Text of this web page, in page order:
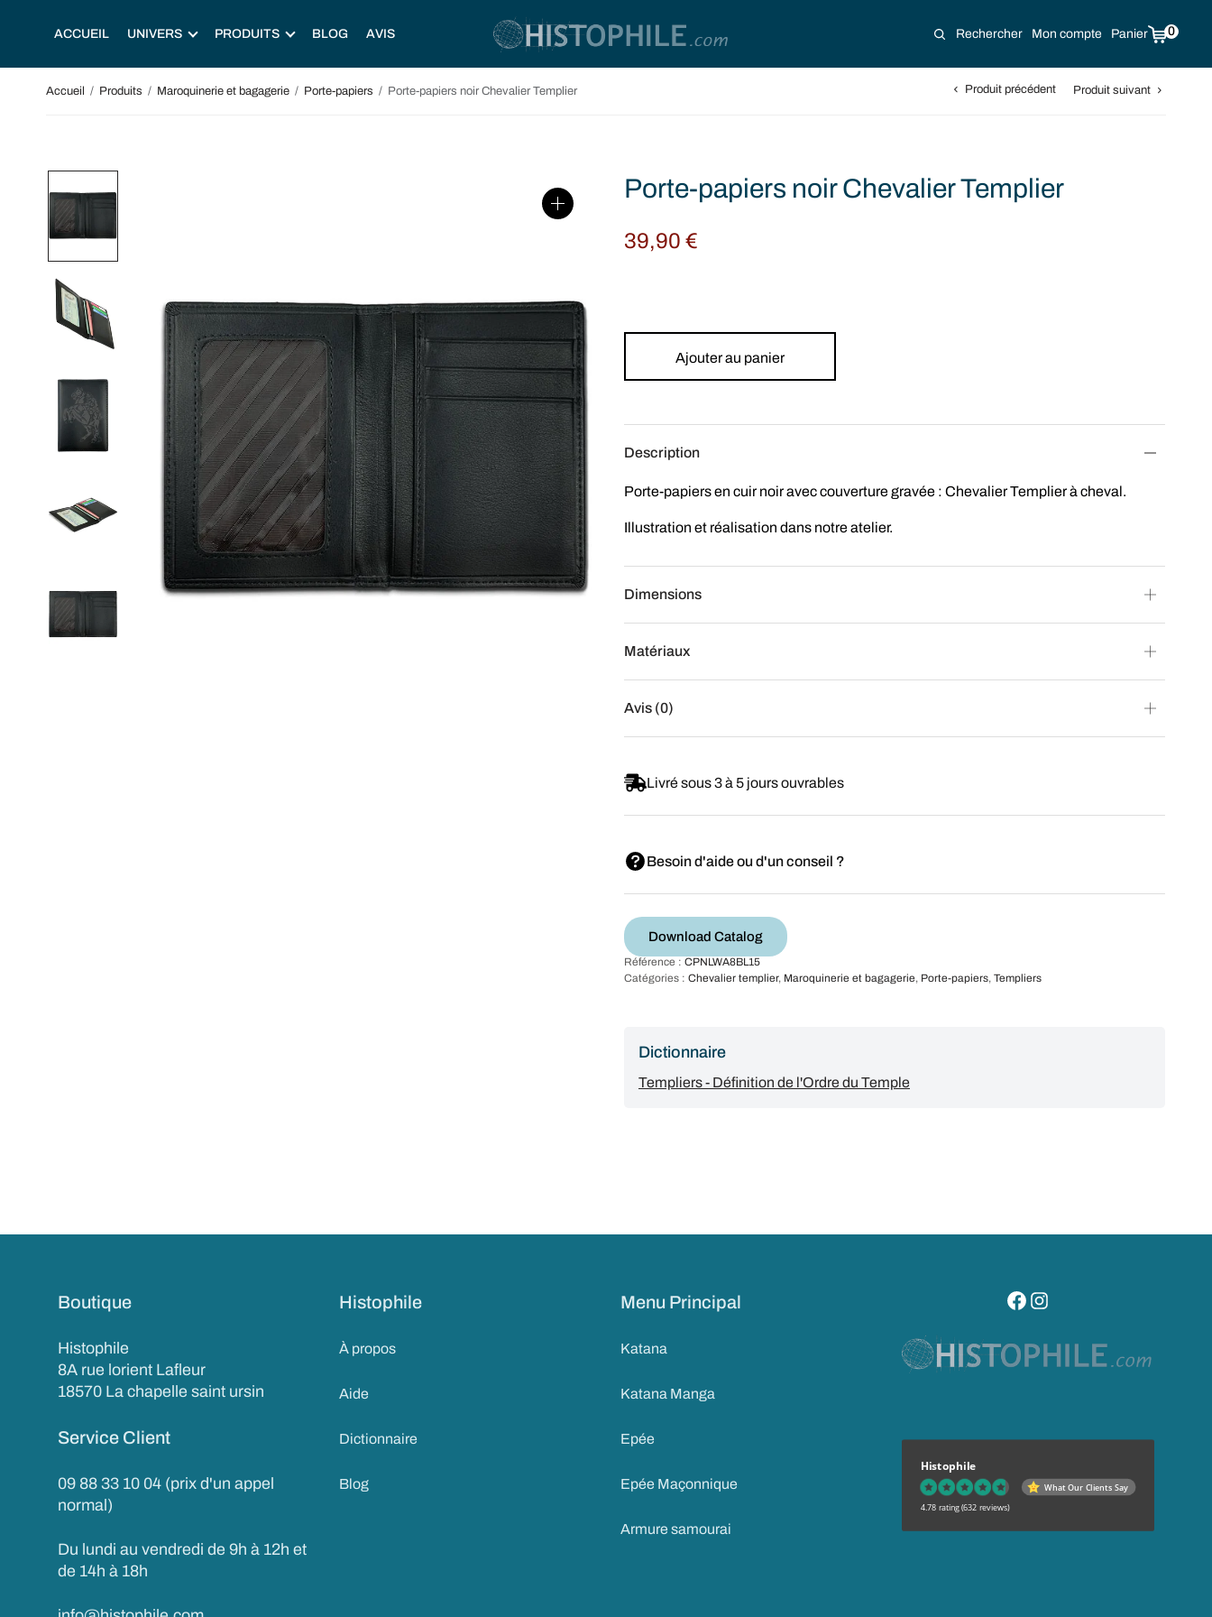
ACCUEIL UNIVERS PRODUITS BLOG AVIS Rechercher Mon compte Panier 0
Accueil / Produits / Maroquinerie et bagagerie / Porte-papiers / Porte-papiers noir Chevalier Templier Produit précédent Produit suivant
Porte-papiers noir Chevalier Templier
39,90€
Ajouter au panier
Description
Porte-papiers en cuir noir avec couverture gravée : Chevalier Templier à cheval.
Illustration et réalisation dans notre atelier.
Dimensions
Matériaux
Avis (0)
Livré sous 3 à 5 jours ouvrables
Besoin d'aide ou d'un conseil ?
Download Catalog
Référence : CPNLWA8BL15
Catégories : Chevalier templier, Maroquinerie et bagagerie, Porte-papiers, Templiers
Dictionnaire
Templiers - Définition de l'Ordre du Temple
Boutique
Histophile
8A rue lorient Lafleur
18570 La chapelle saint ursin
Service Client
09 88 33 10 04 (prix d'un appel
normal)
Du lundi au vendredi de 9h à 12h et
de 14h à 18h
Histophile
À propos
Aide
Dictionnaire
Blog
Menu Principal
Katana
Katana Manga
Epée
Epée Maçonnique
Armure samourai
visitez notre page facebook
suivez notre compte
Histophile
What Our Clients Say
4.78 rating (632 reviews)